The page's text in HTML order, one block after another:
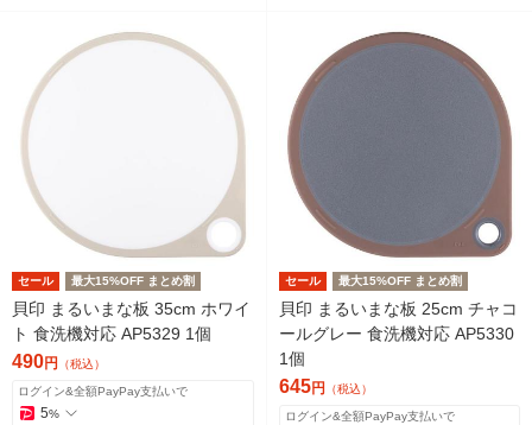
セール 最大15%OFF まとめ割
貝印 まるいまな板 35cm ホワイ
ト 食洗機対応 AP5329 1個
490円 （税込）
ログイン&全額PayPay支払いで
5%
セール 最大15%OFF まとめ割
貝印 まるいまな板 25cm チャコ
ールグレー 食洗機対応 AP5330
1個
645円 （税込）
ログイン&全額PayPay支払いで